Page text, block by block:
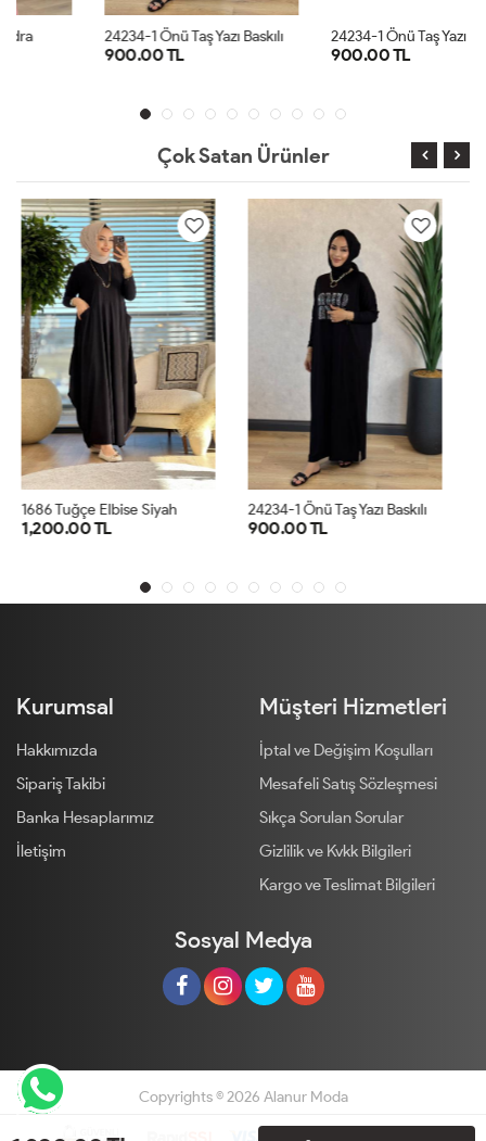
900.00 TL 900.00 TL
Çok Satan Ürünler
900.00 TL
1217 Çizgili Yırtmaçlı Uzun Elbise Siyah
900.00 TL
Kurumsal
Hakkımızda
Sipariş Takibi
Banka Hesaplarımız
İletişim
Müşteri Hizmetleri
İptal ve Değişim Koşulları
Mesafeli Satış Sözleşmesi
Sıkça Sorulan Sorular
Gizlilik ve Kvkk Bilgileri
Kargo ve Teslimat Bilgileri
Sosyal Medya
Copyrights © 2026 Alanur Moda